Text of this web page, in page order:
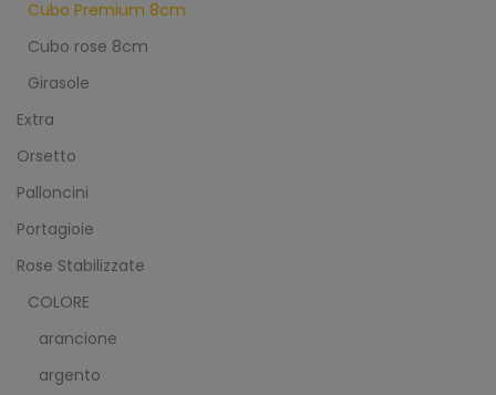
Cubo Premium 8cm
Cubo rose 8cm
Girasole
Extra
Orsetto
Palloncini
Portagioie
Rose Stabilizzate
COLORE
arancione
argento